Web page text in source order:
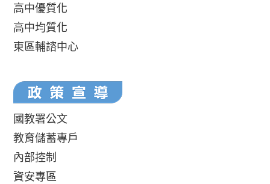
高中優質化
高中均質化
東區輔諮中心
國教署公文
教育儲蓄專戶
內部控制
資安專區